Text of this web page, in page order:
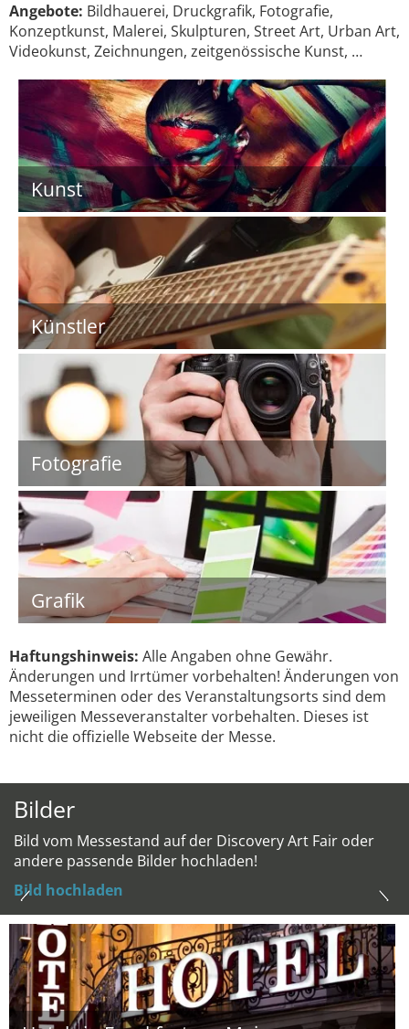
Angebote: Bildhauerei, Druckgrafik, Fotografie,
Konzeptkunst, Malerei, Skulpturen, Street Art, Urban Art,
Videokunst, Zeichnungen, zeitgenössische Kunst, …
Kunst
Künstler
Fotografie
Grafik
Haftungshinweis: Alle Angaben ohne Gewähr.
Änderungen und Irrtümer vorbehalten! Änderungen von
Messeterminen oder des Veranstaltungsorts sind dem
jeweiligen Messeveranstalter vorbehalten. Dieses ist
nicht die offizielle Webseite der Messe.
Bilder
Bild vom Messestand auf der Discovery Art Fair oder
andere passende Bilder hochladen!
Bild hochladen